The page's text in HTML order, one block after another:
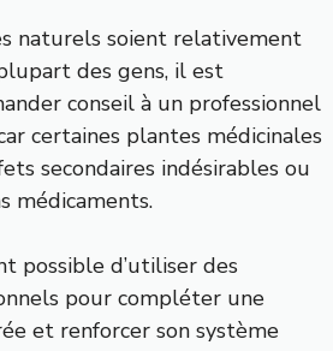
naturels soient relativement
des gens, il est
conseil à un professionnel
certaines plantes médicinales
secondaires indésirables ou
médicaments.
possible d’utiliser des
pour compléter une
et renforcer son système